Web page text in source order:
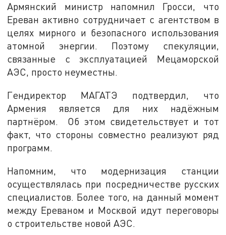
Армянский министр напомнил Гросси, что
Ереван активно сотрудничает с агентством в
целях мирного и безопасного использования
атомной энергии. Поэтому спекуляции,
связанные с эксплуатацией Мецаморской
АЭС, просто неуместны.
Гендиректор МАГАТЭ подтвердил, что
Армения является для них надёжным
партнёром. Об этом свидетельствует и тот
факт, что стороны совместно реализуют ряд
программ.
Напомним, что модернизация станции
осуществлялась при посредничестве русских
специалистов. Более того, на данный момент
между Ереваном и Москвой идут переговоры
о строительстве новой АЭС.